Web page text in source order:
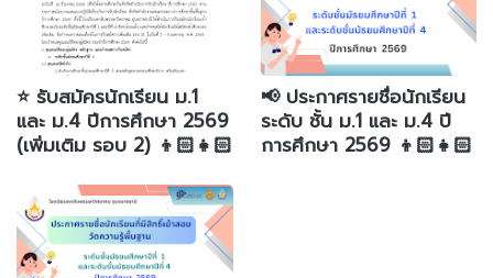
⭐️ รับสมัครนักเรียน ม.1
และ ม.4 ปีการศึกษา 2569
(เพิ่มเติม รอบ 2) 👦🏻👧🏻
📢 ประกาศรายชื่อนักเรียน
ระดับ ชั้น ม.1 และ ม.4 ปี
การศึกษา 2569 👦🏻👧🏻